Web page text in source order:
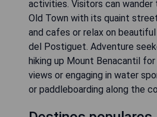
activities. Visitors can wander
Old Town with its quaint
and cafes or relax on
del Postiguet. Adventure
hiking up Mount Benacantil
views or engaging in water
or paddleboarding along the